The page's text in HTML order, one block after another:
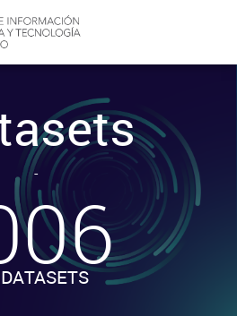
-
DATASETS